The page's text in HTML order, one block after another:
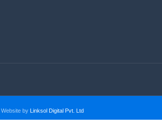
Website by Linksol Digital Pvt. Ltd